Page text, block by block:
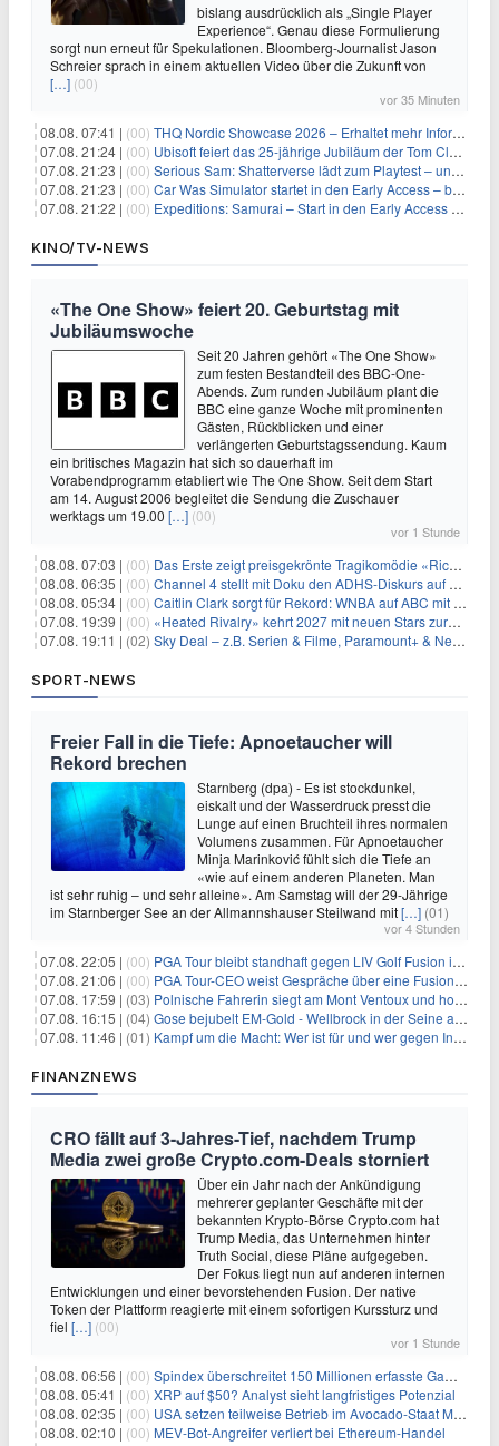
bislang ausdrücklich als „Single Player
Experience“. Genau diese Formulierung
sorgt nun erneut für Spekulationen. Bloomberg-Journalist Jason
Schreier sprach in einem aktuellen Video über die Zukunft von
[…] (00)
vor 35 Minuten
08.08. 07:41 | (00) THQ Nordic Showcase 2026 – Erhaltet mehr Informationen
07.08. 21:24 | (00) Ubisoft feiert das 25-jährige Jubiläum der Tom Clancy’s Ghost Recon-Reihe
07.08. 21:23 | (00) Serious Sam: Shatterverse lädt zum Playtest – und erscheint schon bald!
07.08. 21:23 | (00) Car Was Simulator startet in den Early Access – bald gehts los!
07.08. 21:22 | (00) Expeditions: Samurai – Start in den Early Access ab heute im feudalen Japan
KINO/TV-NEWS
«The One Show» feiert 20. Geburtstag mit
Jubiläumswoche
Seit 20 Jahren gehört «The One Show»
zum festen Bestandteil des BBC-One-
Abends. Zum runden Jubiläum plant die
BBC eine ganze Woche mit prominenten
Gästen, Rückblicken und einer
verlängerten Geburtstagssendung. Kaum
ein britisches Magazin hat sich so dauerhaft im
Vorabendprogramm etabliert wie The One Show. Seit dem Start
am 14. August 2006 begleitet die Sendung die Zuschauer
werktags um 19.00 […] (00)
vor 1 Stunde
08.08. 07:03 | (00) Das Erste zeigt preisgekrönte Tragikomödie «Rickerl» als Free-TV-Premiere
08.08. 06:35 | (00) Channel 4 stellt mit Doku den ADHS-Diskurs auf den Prüfstand
08.08. 05:34 | (00) Caitlin Clark sorgt für Rekord: WNBA auf ABC mit 2,5 Millionen Zuschauern
07.08. 19:39 | (00) «Heated Rivalry» kehrt 2027 mit neuen Stars zurück
07.08. 19:11 | (02) Sky Deal – z.B. Serien & Filme, Paramount+ & Netflix für 19,99€/Monat
SPORT-NEWS
Freier Fall in die Tiefe: Apnoetaucher will
Rekord brechen
Starnberg (dpa) - Es ist stockdunkel,
eiskalt und der Wasserdruck presst die
Lunge auf einen Bruchteil ihres normalen
Volumens zusammen. Für Apnoetaucher
Minja Marinković fühlt sich die Tiefe an
«wie auf einem anderen Planeten. Man
ist sehr ruhig – und sehr alleine». Am Samstag will der 29-Jährige
im Starnberger See an der Allmannshauser Steilwand mit[…] (01)
vor 4 Stunden
07.08. 22:05 | (00) PGA Tour bleibt standhaft gegen LIV Golf Fusion in einem sich wandelnden Sportumfeld
07.08. 21:06 | (00) PGA Tour-CEO weist Gespräche über eine Fusion mit LIV Golf zurück und bekräftigt die Wettbewerbslandschaft
07.08. 17:59 | (03) Polnische Fahrerin siegt am Mont Ventoux und holt Tour-Gelb
07.08. 16:15 | (04) Gose bejubelt EM-Gold - Wellbrock in der Seine ausgebremst
07.08. 11:46 | (01) Kampf um die Macht: Wer ist für und wer gegen Infantino?
FINANZNEWS
CRO fällt auf 3-Jahres-Tief, nachdem Trump
Media zwei große Crypto.com-Deals storniert
Über ein Jahr nach der Ankündigung
mehrerer geplanter Geschäfte mit der
bekannten Krypto-Börse Crypto.com hat
Trump Media, das Unternehmen hinter
Truth Social, diese Pläne aufgegeben.
Der Fokus liegt nun auf anderen internen
Entwicklungen und einer bevorstehenden Fusion. Der native
Token der Plattform reagierte mit einem sofortigen Kurssturz und
fiel […] (00)
vor 1 Stunde
08.08. 06:56 | (00) Spindex überschreitet 150 Millionen erfasste Gaming-Ereignisse in Echtzeit-Datenpipeline
08.08. 05:41 | (00) XRP auf $50? Analyst sieht langfristiges Potenzial
08.08. 02:35 | (00) USA setzen teilweise Betrieb im Avocado-Staat Michoacán in Mexiko wieder in Gang
08.08. 02:10 | (00) MEV-Bot-Angreifer verliert bei Ethereum-Handel